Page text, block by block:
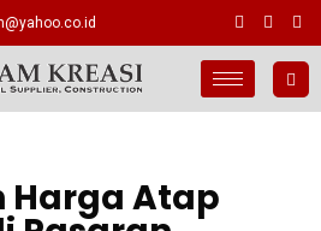
Harga Atap